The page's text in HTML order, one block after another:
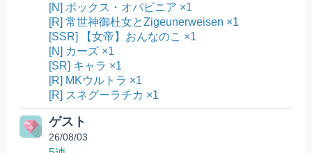
[N] ボックス・オパビニア ×1
[R] 常世神御杜女とZigeunerweisen ×1
[SSR] 【女帝】おんなのこ ×1
[N] カーズ ×1
[SR] キャラ ×1
[R] MKウルトラ ×1
[R] スネグーラチカ ×1
ゲスト
26/08/03